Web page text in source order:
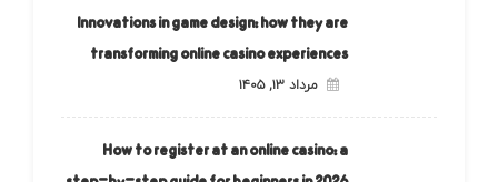
Innovations in game design: how they are
transforming online casino experiences
مرداد ۱۳, ۱۴۰۵
How to register at an online casino: a